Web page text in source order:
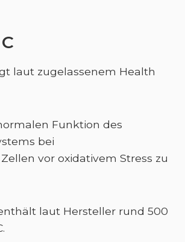
laut zugelassenem Health
Funktion des
bei
vor oxidativem Stress zu
laut Hersteller rund 500